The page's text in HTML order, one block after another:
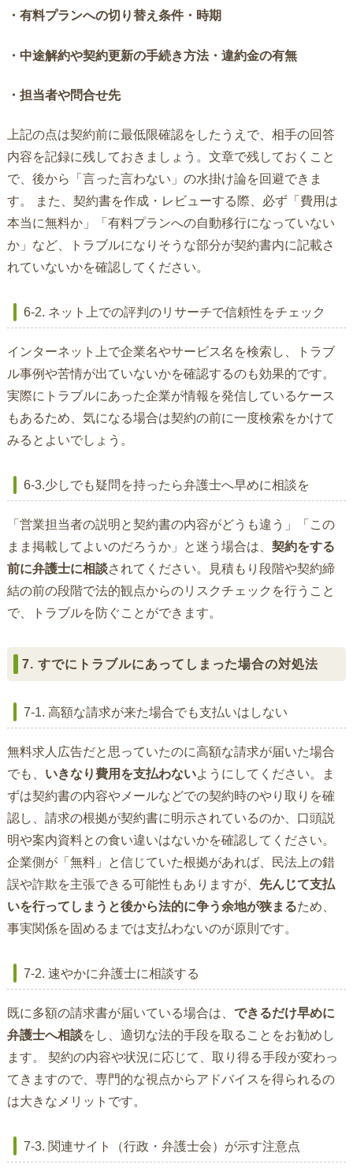
・有料プランへの切り替え条件・時期
・中途解約や契約更新の手続き方法・違約金の有無
・担当者や問合せ先
上記の点は契約前に最低限確認をしたうえで、相手の回答
内容を記録に残しておきましょう。文章で残しておくこと
で、後から「言った言わない」の水掛け論を回避できま
す。 また、契約書を作成・レビューする際、必ず「費用は
本当に無料か」「有料プランへの自動移行になっていない
か」など、トラブルになりそうな部分が契約書内に記載さ
れていないかを確認してください。
6-2. ネット上での評判のリサーチで信頼性をチェック
インターネット上で企業名やサービス名を検索し、トラブ
ル事例や苦情が出ていないかを確認するのも効果的です。
実際にトラブルにあった企業が情報を発信しているケース
もあるため、気になる場合は契約の前に一度検索をかけて
みるとよいでしょう。
6-3.少しでも疑問を持ったら弁護士へ早めに相談を
「営業担当者の説明と契約書の内容がどうも違う」「この
まま掲載してよいのだろうか」と迷う場合は、 契約をする
前に弁護士に相談されてください。見積もり段階や契約締
結の前の段階で法的観点からのリスクチェックを行うこと
で、トラブルを防ぐことができます。
7. すでにトラブルにあってしまった場合の対処法
7-1. 高額な請求が来た場合でも支払いはしない
無料求人広告だと思っていたのに高額な請求が届いた場合
でも、 いきなり費用を支払わないようにしてください。ま
ずは契約書の内容やメールなどでの契約時のやり取りを確
認し、請求の根拠が契約書に明示されているのか、口頭説
明や案内資料との食い違いはないかを確認してください。
企業側が「無料」と信じていた根拠があれば、民法上の錯
誤や詐欺を主張できる可能性もありますが、 先んじて支払
いを行ってしまうと後から法的に争う余地が狭まるため、
事実関係を固めるまでは支払わないのが原則です。
7-2. 速やかに弁護士に相談する
既に多額の請求書が届いている場合は、 できるだけ早めに
弁護士へ相談をし、適切な法的手段を取ることをお勧めし
ます。 契約の内容や状況に応じて、取り得る手段が変わっ
てきますので、専門的な視点からアドバイスを得られるの
は大きなメリットです。
7-3. 関連サイト（行政・弁護士会）が示す注意点